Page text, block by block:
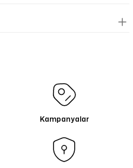
Kampanyalar